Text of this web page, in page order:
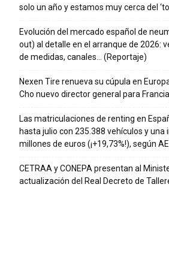
solo un año y estamos muy cerca del
Evolución del mercado español de
out) al detalle en el arranque de 2026:
de medidas, canales… (Reportaje)
Nexen Tire renueva su cúpula en
Cho nuevo director general para
Las matriculaciones de renting en
hasta julio con 235.388 vehículos y una
millones de euros (¡+19,73%!), según
CETRAA y CONEPA presentan al
actualización del Real Decreto de